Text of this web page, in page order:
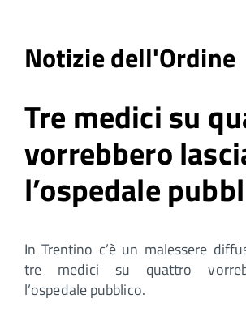
Notizie dell'Ordine
Tre medici su
vorrebbero
l’ospedale
In Trentino c’è un malessere
tre medici su quattro
l’ospedale pubblico.